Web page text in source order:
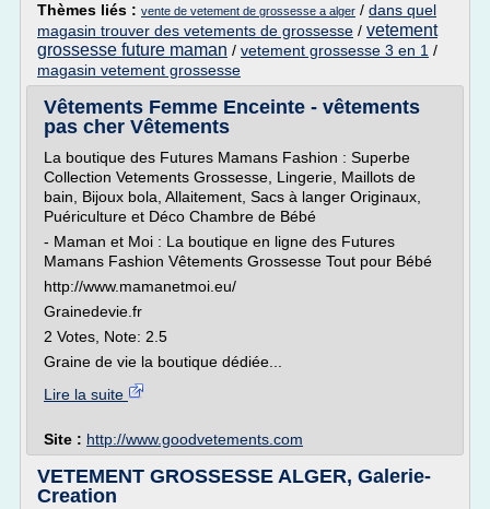
Thèmes liés : vente de vetement de grossesse a alger / dans quel
magasin trouver des vetements de grossesse / vetement
grossesse future maman / vetement grossesse 3 en 1 /
magasin vetement grossesse
Vêtements Femme Enceinte - vêtements
pas cher Vêtements
La boutique des Futures Mamans Fashion : Superbe
Collection Vetements Grossesse, Lingerie, Maillots de
bain, Bijoux bola, Allaitement, Sacs à langer Originaux,
Puériculture et Déco Chambre de Bébé
- Maman et Moi : La boutique en ligne des Futures
Mamans Fashion Vêtements Grossesse Tout pour Bébé
http://www.mamanetmoi.eu/
Grainedevie.fr
2 Votes, Note: 2.5
Graine de vie la boutique dédiée...
Lire la suite
Site : http://www.goodvetements.com
VETEMENT GROSSESSE ALGER, Galerie-
Creation